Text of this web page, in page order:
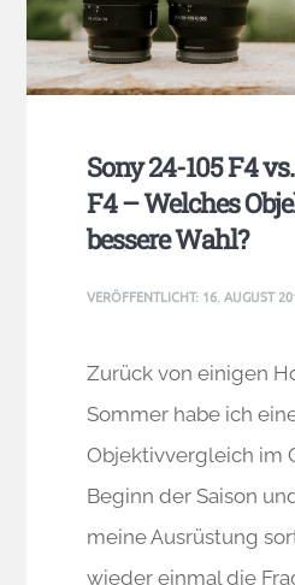
Sony 24-105 F4
F4 – Welches
bessere Wahl?
VERÖFFENTLICHT: 16. AUGUST
Zurück von einigen
Sommer habe ich
Objektivvergleich im
Beginn der Saison
meine Ausrüstung
wieder einmal die